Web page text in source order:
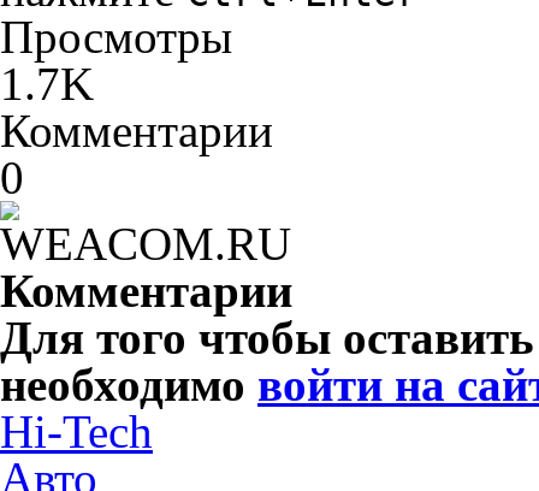
Просмотры
1.7K
Комментарии
0
Комментарии
Для того чтобы
необходимо войти на
Hi-Tech
Авто